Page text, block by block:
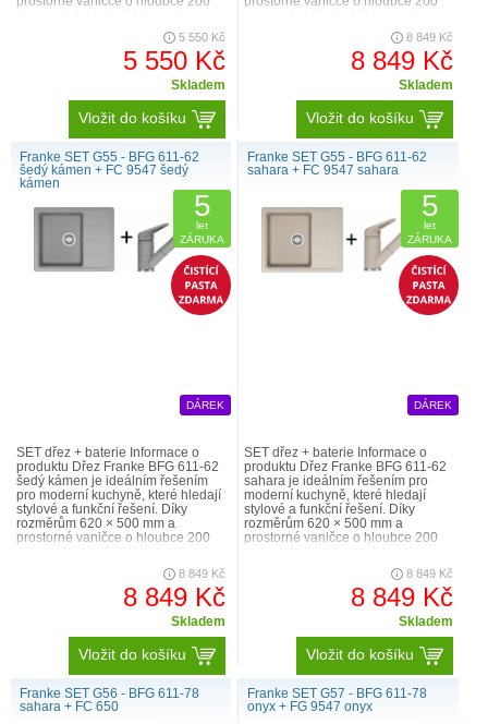
pro mytí nádobí i jeho odklád..5 550 Kč
5 550 Kč
Skladem
Vložit do košíku
pro mytí nádobí i jeho odkládá..8 849 Kč
8 849 Kč
Skladem
Vložit do košíku
Franke SET G55 - BFG 611-62
šedý kámen + FC 9547 šedý
kámen
5
let
ZÁRUKA
DÁREK
SET dřez + baterie Informace o
produktu Dřez Franke BFG 611-62
šedý kámen je ideálním řešením
pro moderní kuchyně, které hledají
stylové a funkční řešení. Díky
rozměrům 620 × 500 mm a
prostorné vaničce o hloubce 200
8 849 Kč
8 849 Kč
Skladem
Vložit do košíku
Franke SET G55 - BFG 611-62
sahara + FC 9547 sahara
5
let
ZÁRUKA
DÁREK
SET dřez + baterie Informace o
produktu Dřez Franke BFG 611-62
sahara je ideálním řešením pro
moderní kuchyně, které hledají
stylové a funkční řešení. Díky
rozměrům 620 × 500 mm a
prostorné vaničce o hloubce 200
pro mytí nádobí i jeho odk.. 8 849 Kč
8 849 Kč
Skladem
Vložit do košíku
Franke SET G56 - BFG 611-78
sahara + FC 650
Franke SET G57 - BFG 611-78
onyx + FG 9547 onyx